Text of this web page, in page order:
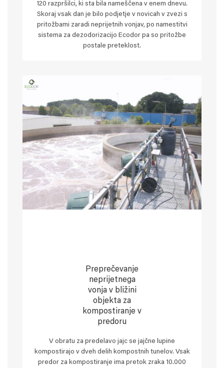
120 razpršilci, ki sta bila nameščena v enem dnevu.
Skoraj vsak dan je bilo podjetje v novicah v zvezi s
pritožbami zaradi neprijetnih vonjav, po namestitvi
sistema za dezodorizacijo Ecodor pa so pritožbe
postale preteklost.
Preprečevanje
neprijetnega
vonja v bližini
objekta za
kompostiranje v
predoru
V obratu za predelavo jajc se jajčne lupine
kompostirajo v dveh delih kompostnih tunelov. Vsak
predor za kompostiranje ima pretok zraka 10.000